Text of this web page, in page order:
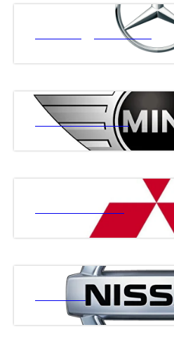
МЕРСЕДЕС БЕНЗ
МИНИ КУПЕР
МИТСУБИСИ
НИСАН